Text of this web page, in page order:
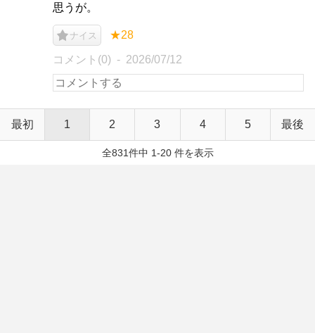
思うが。
ナイス ★28
コメント(0) 2026/07/12
最初 1 2 3 4 5 最後
全831件中 1-20 件を表示